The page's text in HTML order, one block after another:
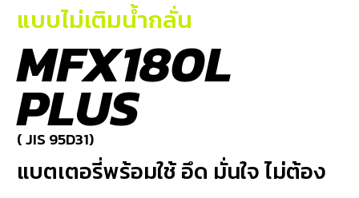
แบตเตอรี่
ข่าว
เเละ
กิจกรรม
ร่วม
งาน
กับ
แบบไม่เติมน้ำกลั่น
MFX180L
PLUS
( JIS 95D31)
แบตเตอรี่พร้อมใช้ อึด มั่นใจ ไม่ต้อง